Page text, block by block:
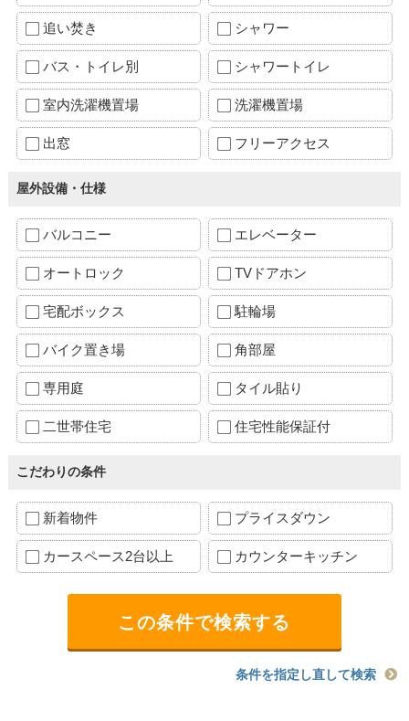
追い焚き シャワー
バス・トイレ別 シャワートイレ
室内洗濯機置場 洗濯機置場
出窓 フリーアクセス
屋外設備・仕様
バルコニー エレベーター
オートロック TVドアホン
宅配ボックス 駐輪場
バイク置き場 角部屋
専用庭 タイル貼り
二世帯住宅 住宅性能保証付
こだわりの条件
新着物件 プライスダウン
カースペース2台以上 カウンターキッチン
条件を指定し直して検索